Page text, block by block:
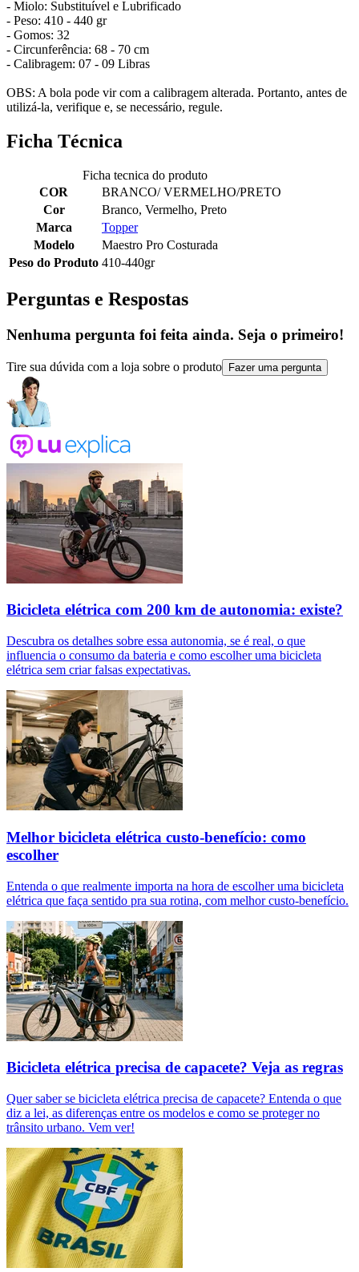
- Miolo: Substituível e Lubrificado
- Peso: 410 - 440 gr
- Gomos: 32
- Circunferência: 68 - 70 cm
- Calibragem: 07 - 09 Libras
OBS: A bola pode vir com a calibragem alterada. Portanto, antes de
utilizá-la, verifique e, se necessário, regule.
Ficha Técnica
Ficha tecnica do produto
COR
BRANCO/ VERMELHO/PRETO
Cor
Branco, Vermelho, Preto
Marca
Topper
Modelo
Maestro Pro Costurada
Peso do Produto 410-440gr
Perguntas e Respostas
Nenhuma pergunta foi feita ainda. Seja o primeiro!
Tire sua dúvida com a loja sobre o produto Fazer uma pergunta
Bicicleta elétrica com 200 km de autonomia: existe?
Descubra os detalhes sobre essa autonomia, se é real, o que
influencia o consumo da bateria e como escolher uma bicicleta
elétrica sem criar falsas expectativas.
Melhor bicicleta elétrica custo-benefício: como
escolher
Entenda o que realmente importa na hora de escolher uma bicicleta
elétrica que faça sentido pra sua rotina, com melhor custo-benefício.
Bicicleta elétrica precisa de capacete? Veja as regras
Quer saber se bicicleta elétrica precisa de capacete? Entenda o que
diz a lei, as diferenças entre os modelos e como se proteger no
trânsito urbano. Vem ver!